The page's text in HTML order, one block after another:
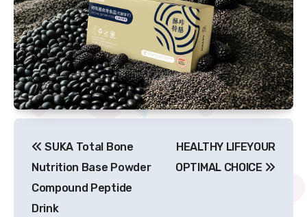
章
导
SUKA Total Bone
Nutrition Base Powder
Compound Peptide
Drink
HEALTHY LIFEYOUR
OPTIMAL CHOICE